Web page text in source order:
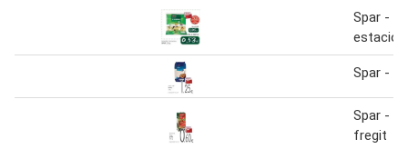
Spar -
Spar -
Spar -
fregit